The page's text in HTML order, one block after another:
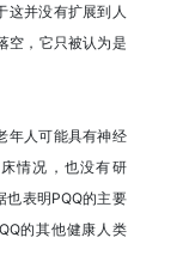
这并没有扩展到人
空，它只被认为是
年人可能具有神经
情况，也没有研
也表明PQQ的主要
的其他健康人类